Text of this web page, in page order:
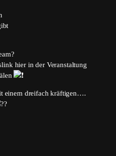
hier in der Veranstaltung
einem dreifach kräftigen….